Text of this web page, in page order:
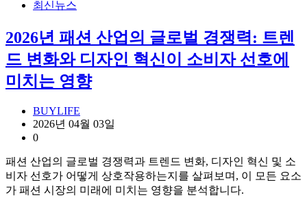
최신뉴스
2026년 패션 산업의 글로벌 경쟁력: 트렌
드 변화와 디자인 혁신이 소비자 선호에
미치는 영향
BUYLIFE
2026년 04월 03일
0
패션 산업의 글로벌 경쟁력과 트렌드 변화, 디자인 혁신 및 소
비자 선호가 어떻게 상호작용하는지를 살펴보며, 이 모든 요소
가 패션 시장의 미래에 미치는 영향을 분석합니다.